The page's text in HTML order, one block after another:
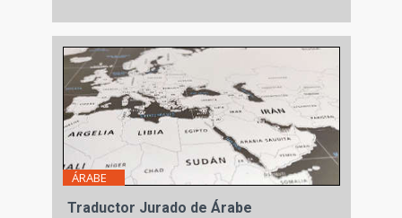
ÁRABE
Traductor Jurado de Árabe